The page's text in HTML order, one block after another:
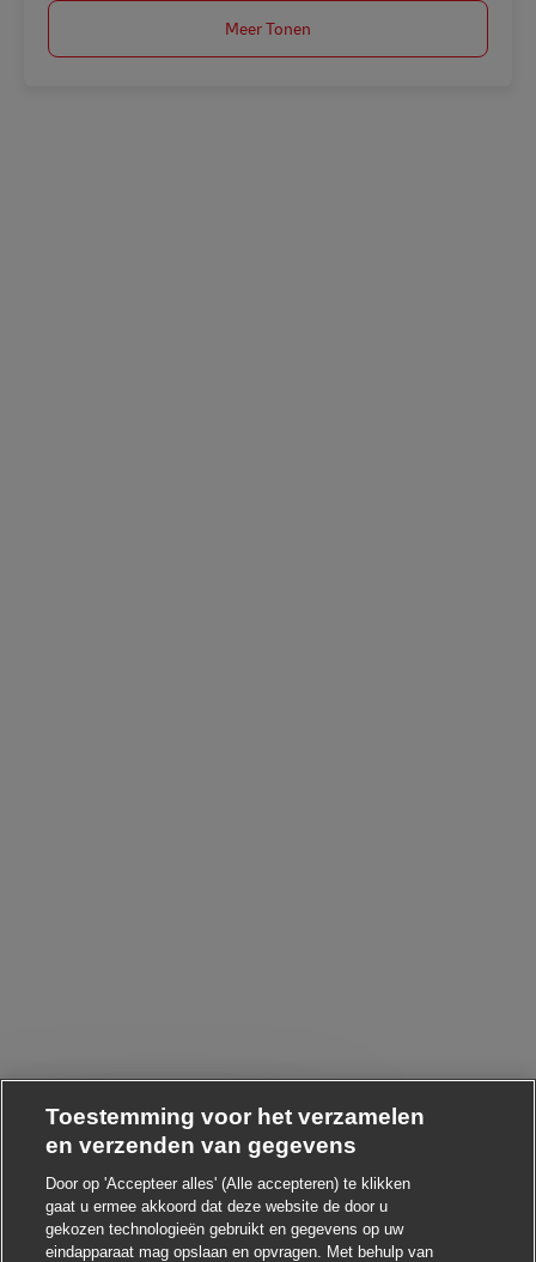
Meer Tonen
Toestemming voor het verzamelen
en verzenden van gegevens
Door op 'Accepteer alles' (Alle accepteren) te klikken
gaat u ermee akkoord dat deze website de door u
gekozen technologieën gebruikt en gegevens op uw
eindapparaat mag opslaan en opvragen. Met behulp van
Heb je interesse in deze baan? Chatbot-melding sluiten
Ik ben geïnteresseerd